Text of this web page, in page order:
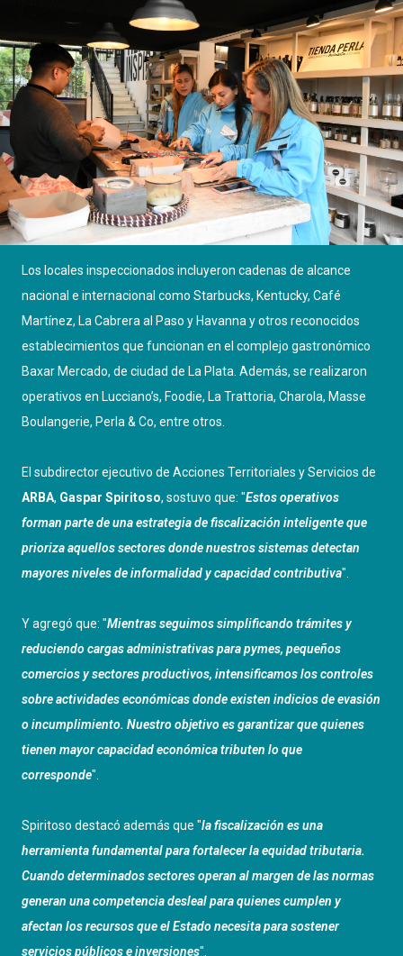
Los locales inspeccionados incluyeron cadenas de alcance
nacional e internacional como Starbucks, Kentucky, Café
Martínez, La Cabrera al Paso y Havanna y otros reconocidos
establecimientos que funcionan en el complejo gastronómico
Baxar Mercado, de ciudad de La Plata. Además, se realizaron
operativos en Lucciano’s, Foodie, La Trattoria, Charola, Masse
Boulangerie, Perla & Co, entre otros.
El subdirector ejecutivo de Acciones Territoriales y Servicios de
ARBA, Gaspar Spiritoso, sostuvo que: "Estos operativos
forman parte de una estrategia de fiscalización inteligente que
prioriza aquellos sectores donde nuestros sistemas detectan
mayores niveles de informalidad y capacidad contributiva".
Y agregó que: "Mientras seguimos simplificando trámites y
reduciendo cargas administrativas para pymes, pequeños
comercios y sectores productivos, intensificamos los controles
sobre actividades económicas donde existen indicios de evasión
o incumplimiento. Nuestro objetivo es garantizar que quienes
tienen mayor capacidad económica tributen lo que
corresponde".
Spiritoso destacó además que "la fiscalización es una
herramienta fundamental para fortalecer la equidad tributaria.
Cuando determinados sectores operan al margen de las normas
generan una competencia desleal para quienes cumplen y
afectan los recursos que el Estado necesita para sostener
servicios públicos e inversiones".